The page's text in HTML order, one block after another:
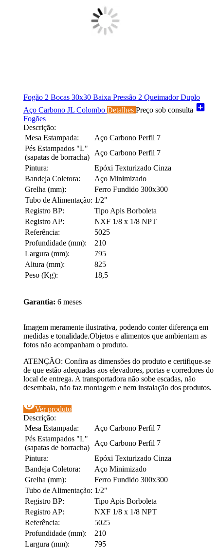
Fogão 2 Bocas 30x30 Baixa Pressão 2 Queimador Duplo
Aço Carbono JL Colombo Detalhes Preço sob consulta add_box
Fogões
Descrição:
Mesa Estampada:
Aço Carbono Perfil 7
Pés Estampados "L"
(sapatas de borracha)
Aço Carbono Perfil 7
Pintura:
Epóxi Texturizado Cinza
Bandeja Coletora:
Aço Minimizado
Grelha (mm):
Ferro Fundido 300x300
Tubo de Alimentação: 1/2"
Registro BP:
Tipo Apis Borboleta
Registro AP:
NXF 1/8 x 1/8 NPT
Referência:
5025
Profundidade (mm):
210
Largura (mm):
795
Altura (mm):
825
Peso (Kg):
18,5
Garantia: 6 meses
Imagem meramente ilustrativa, podendo conter diferença em
medidas e tonalidade.Objetos e alimentos que ambientam as
fotos não acompanham o produto.
ATENÇÃO: Confira as dimensões do produto e certifique-se
de que estão adequadas aos elevadores, portas e corredores do
local de entrega. A transportadora não sobe escadas, não
desembala, não faz montagem e nem instalação dos produtos.
visibilityVer produto
Descrição:
Mesa Estampada:
Aço Carbono Perfil 7
Pés Estampados "L"
(sapatas de borracha)
Aço Carbono Perfil 7
Pintura:
Epóxi Texturizado Cinza
Bandeja Coletora:
Aço Minimizado
Grelha (mm):
Ferro Fundido 300x300
Tubo de Alimentação: 1/2"
Registro BP:
Tipo Apis Borboleta
Registro AP:
NXF 1/8 x 1/8 NPT
Referência:
5025
Profundidade (mm):
210
Largura (mm):
795